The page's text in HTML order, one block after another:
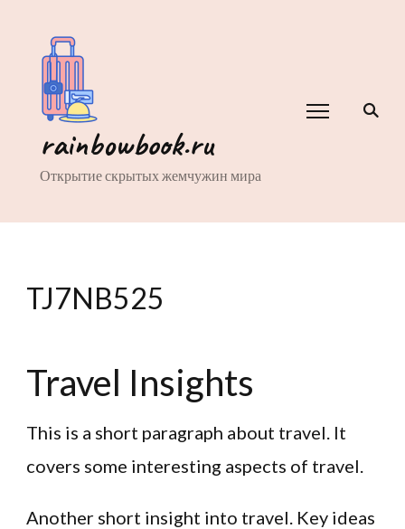
rainbowbook.ru
Открытие скрытых жемчужин мира
TJ7NB525
Travel Insights
This is a short paragraph about travel. It
covers some interesting aspects of travel.
Another short insight into travel. Key ideas